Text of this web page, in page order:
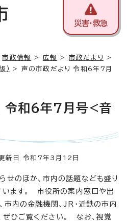
災害・救急
市政情報 > 広報 > 市政だより
>
）
> 声の市政だより 令和6年7月
令和6年7月号<音
日 令和7年3月12日
せのほか、市内の話題なども盛り
ます。 市役所の案内窓口や出
内の金融機関、JR・近鉄の市内
ぜひご覧ください。 なお、視覚